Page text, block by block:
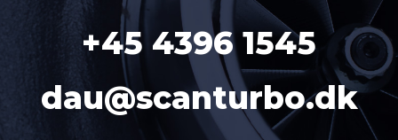
+45 4396 1545
dau@scanturbo.dk